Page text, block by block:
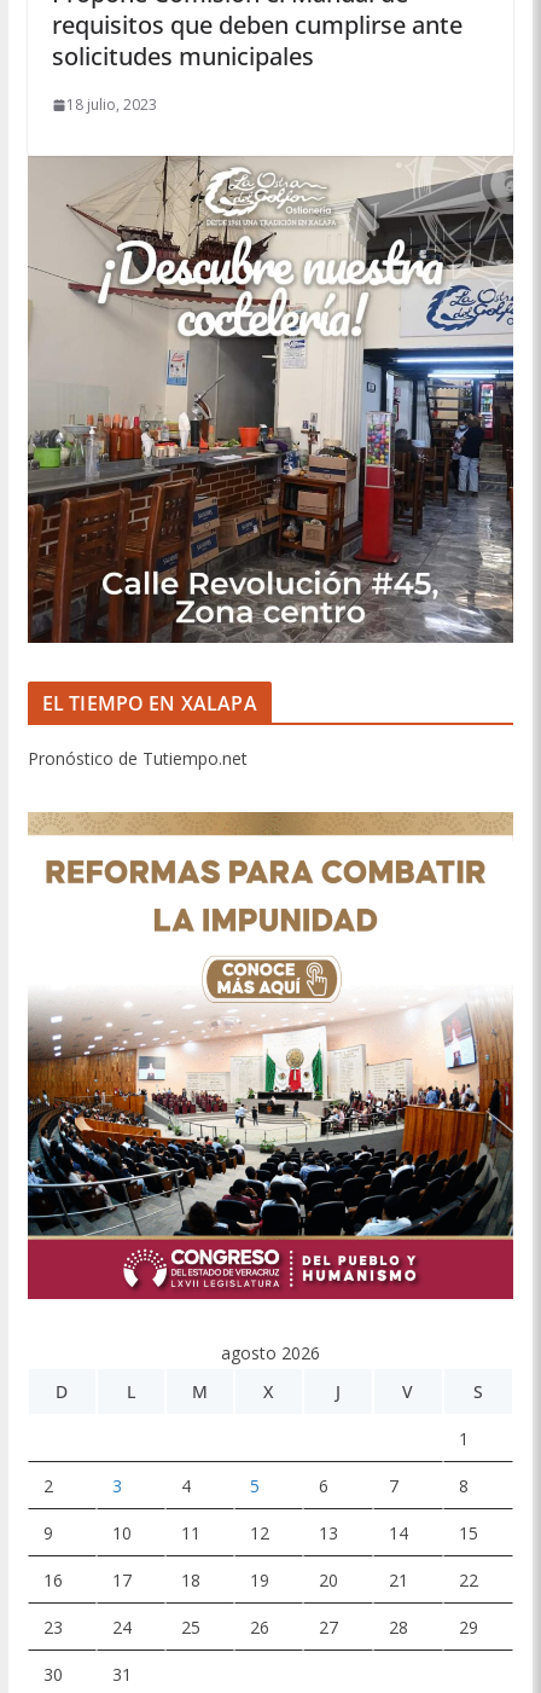
requisitos que deben cumplirse ante
solicitudes municipales
18 julio, 2023
EL TIEMPO EN XALAPA
Pronóstico de Tutiempo.net
agosto 2026
D
L M X J V S
1
2 3 4 5 6 7 8
9 10 11 12 13 14 15
16 17 18 19 20 21 22
23 24 25 26 27 28 29
30 31